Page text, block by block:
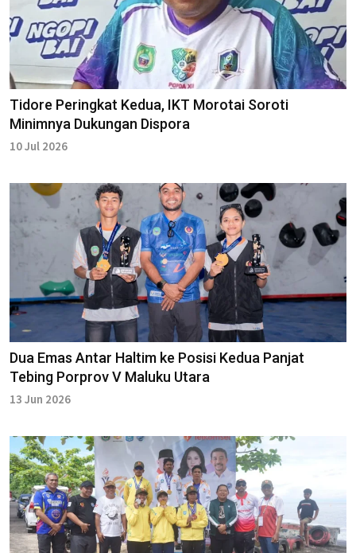
Tidore Peringkat Kedua, IKT Morotai Soroti
Minimnya Dukungan Dispora
10 Jul 2026
Dua Emas Antar Haltim ke Posisi Kedua Panjat
Tebing Porprov V Maluku Utara
13 Jun 2026